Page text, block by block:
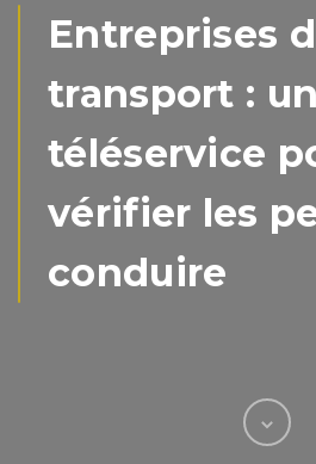
Entreprises
transport : un
téléservice
vérifier les
conduire